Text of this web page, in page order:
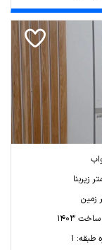
زمین
1403
طبقه: 1